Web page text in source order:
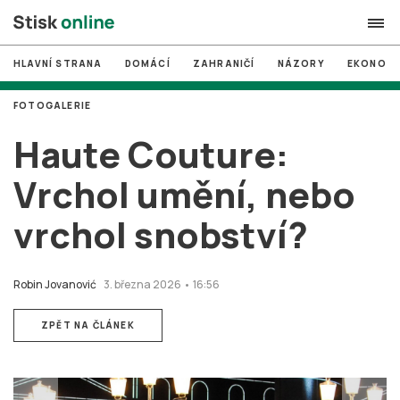
search
# MUNI
# Brno
# volby
login PŘIHLÁSIT SE
HLAVNÍ STRANA DOMÁCÍ ZAHRANIČÍ NÁZORY
Haute Couture:
Vrchol umění, nebo
vrchol snobství?
Robin Jovanović 3. března 2026 • 16:56
FOTOGALERIE
ZPĚT NA ČLÁNEK